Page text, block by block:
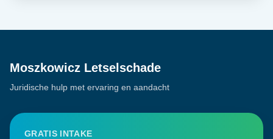
Moszkowicz Letselschade
Juridische hulp met ervaring en aandacht
GRATIS INTAKE